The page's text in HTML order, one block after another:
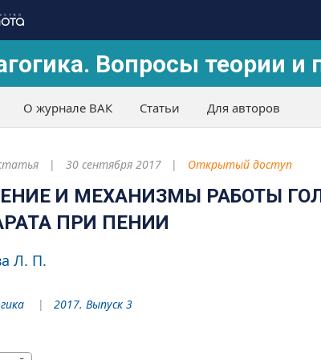
Вопросы теории и
О журнале ВАК Статьи Для авторов
30 сентября 2017 Открытый доступ
И МЕХАНИЗМЫ РАБОТЫ
ПРИ ПЕНИИ
Л. П.
2017. Выпуск 3